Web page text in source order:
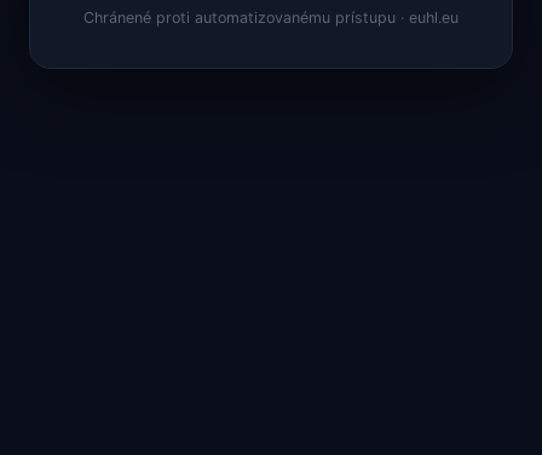
Chránené proti automatizovanému prístupu · euhl.eu